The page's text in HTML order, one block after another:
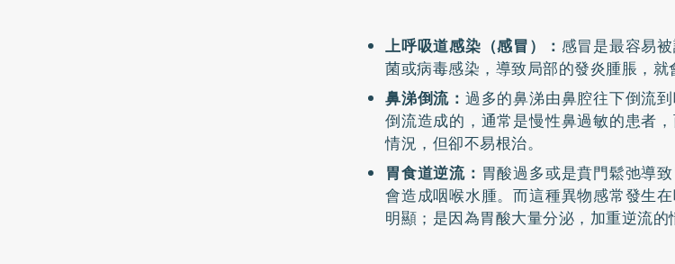
上呼吸道感染（感冒）： 感冒是最容易
菌或病毒感染，導致局部的發炎腫脹，就
鼻涕倒流： 過多的鼻涕由鼻腔往下倒流
倒流造成的，通常是慢性鼻過敏的患者
情況，但卻不易根治。
胃食道逆流： 胃酸過多或是賁門鬆弛導
會造成咽喉水腫。而這種異物感常發生
明顯；是因為胃酸大量分泌，加重逆流的